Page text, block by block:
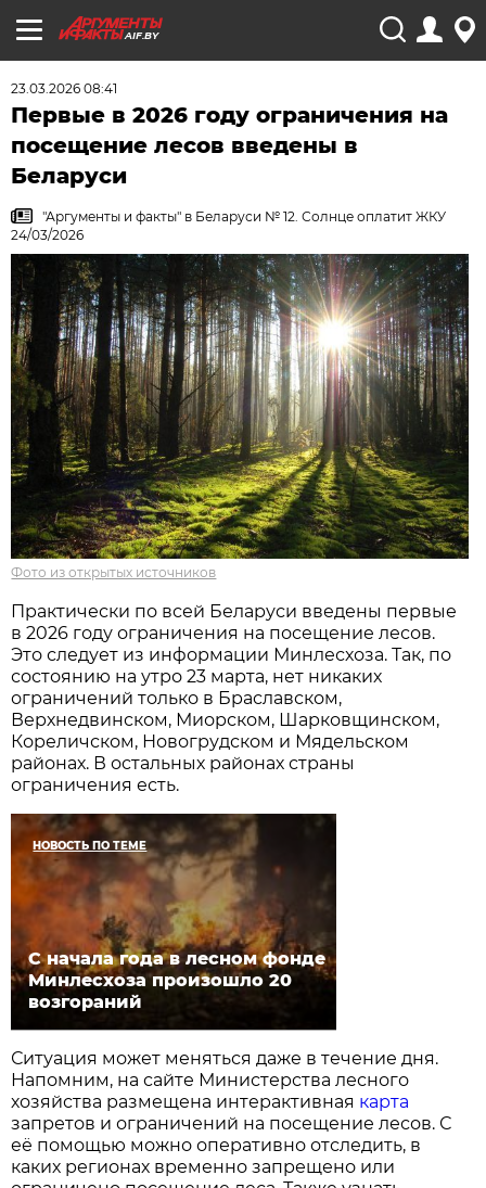
AIF.BY
23.03.2026 08:41
Первые в 2026 году ограничения на
посещение лесов введены в
Беларуси
"Аргументы и факты" в Беларуси № 12. Солнце оплатит ЖКУ
24/03/2026
Фото из открытых источников
Практически по всей Беларуси введены первые
в 2026 году ограничения на посещение лесов.
Это следует из информации Минлесхоза. Так, по
состоянию на утро 23 марта, нет никаких
ограничений только в Браславском,
Верхнедвинском, Миорском, Шарковщинском,
Кореличском, Новогрудском и Мядельском
районах. В остальных районах страны
ограничения есть.
НОВОСТЬ ПО ТЕМЕ
С начала года в лесном фонде
Минлесхоза произошло 20
возгораний
Ситуация может меняться даже в течение дня.
Напомним, на сайте Министерства лесного
хозяйства размещена интерактивная карта
запретов и ограничений на посещение лесов. С
её помощью можно оперативно отследить, в
каких регионах временно запрещено или